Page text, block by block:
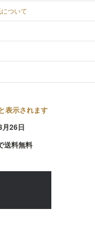
ついて
表示されます
月26日
送料無料